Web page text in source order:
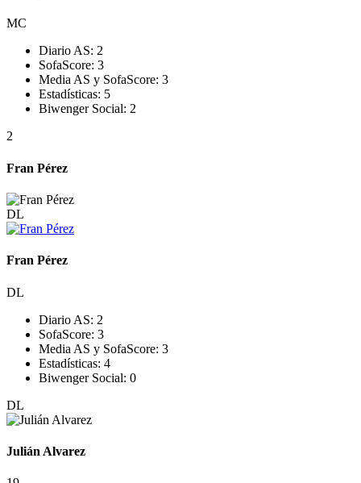
MC
Diario AS: 2
SofaScore: 3
Media AS y SofaScore: 3
Estadísticas: 5
Biwenger Social: 2
2
Fran Pérez
DL
Fran Pérez
DL
Diario AS: 2
SofaScore: 3
Media AS y SofaScore: 3
Estadísticas: 4
Biwenger Social: 0
DL
Julián Alvarez